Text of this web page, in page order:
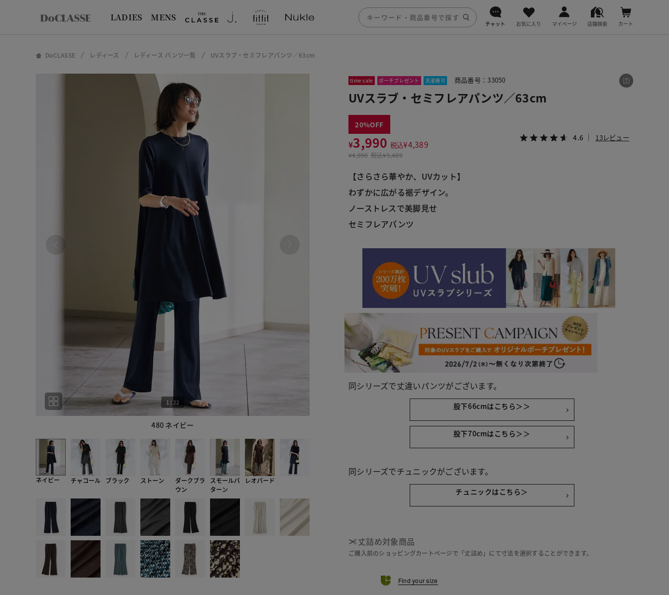
LADIES MENS
チャット お気に入り マイページ 店舗検索 カート
DoCLASSE レディース レディース パンツ一覧 UVスラブ・セミフレアパンツ／63cm
480 ネイビー 070 チャコール
1 |22
ネイビー チャコール ブラック ストーン
ダークブラ
ウン
スモールパ
ターン
レオパード
time sale ポーチプレゼント 洗濯機可 商品番号：33050
UVスラブ・セミフレアパンツ／63cm
20
¥3,990 税込¥4,389
¥4,990 税込¥5,489
4.6 13レビュー
【さらさら華やか、UVカット】
わずかに広がる裾デザイン。
ノーストレスで美脚見せ
セミフレアパンツ
同シリーズで丈違いパンツがございます。
股下66cmはこちら＞＞
股下70cmはこちら＞＞
同シリーズでチュニックがございます。
チュニックはこちら＞
丈詰め対象商品
ご購入前のショッピングカートページで「丈詰め」にて寸法を選択することができます。
Find your size